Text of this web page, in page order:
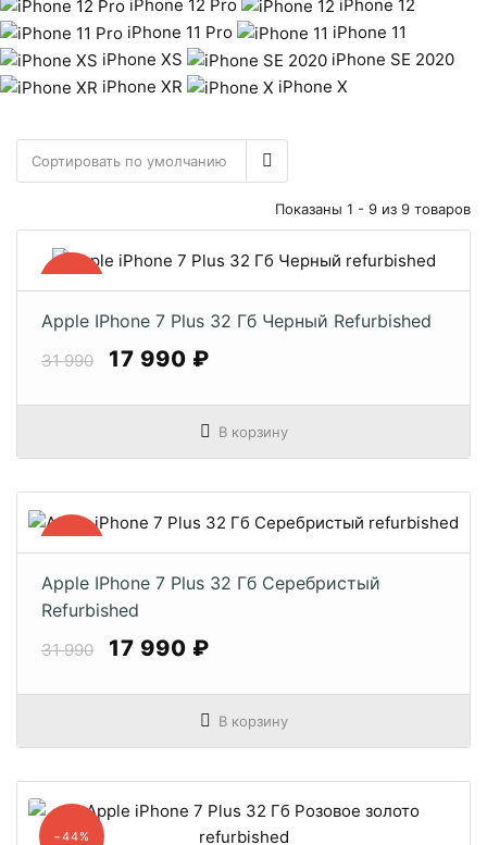
iPhone 12 Pro
iPhone 12
iPhone 11 Pro
iPhone 11
iPhone XS
iPhone SE 2020
iPhone XR
iPhone X
Показаны 1 - 9 из 9 товаров
Apple IPhone 7 Plus 32 Гб Черный Refurbished
31 990 17 990 ₽
В корзину
Apple IPhone 7 Plus 32 Гб Серебристый
Refurbished
31 990 17 990 ₽
В корзину
−44%